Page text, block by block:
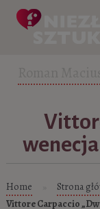
Home Strona
Vittore Carpaccio